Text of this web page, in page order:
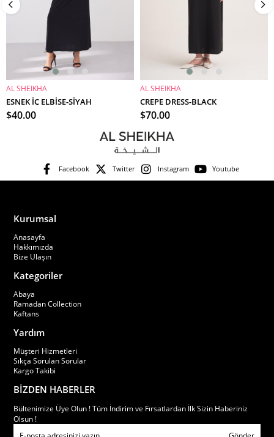
SEPETE EKLE
AL SHEIKHA
ESNEK İÇ ELBİSE-SİYAH
$40.00
SEPETE EKLE
AL SHEIKHA
CREPE DRESS-BLACK
$70.00
Facebook Twitter Instagram Youtube
Kurumsal
Anasayfa
Hakkımızda
Bize Ulaşın
Kategoriler
Abaya
Ramadan Collection
Kaftans
Yardım
Müşteri Hizmetleri
Sıkça Sorulan Sorular
Kargo Takibi
BİZDEN HABERLER
Bültenimize Üye Olun ! Tüm İndirim ve Fırsatlardan İlk Sizin Haberiniz
Olsun !